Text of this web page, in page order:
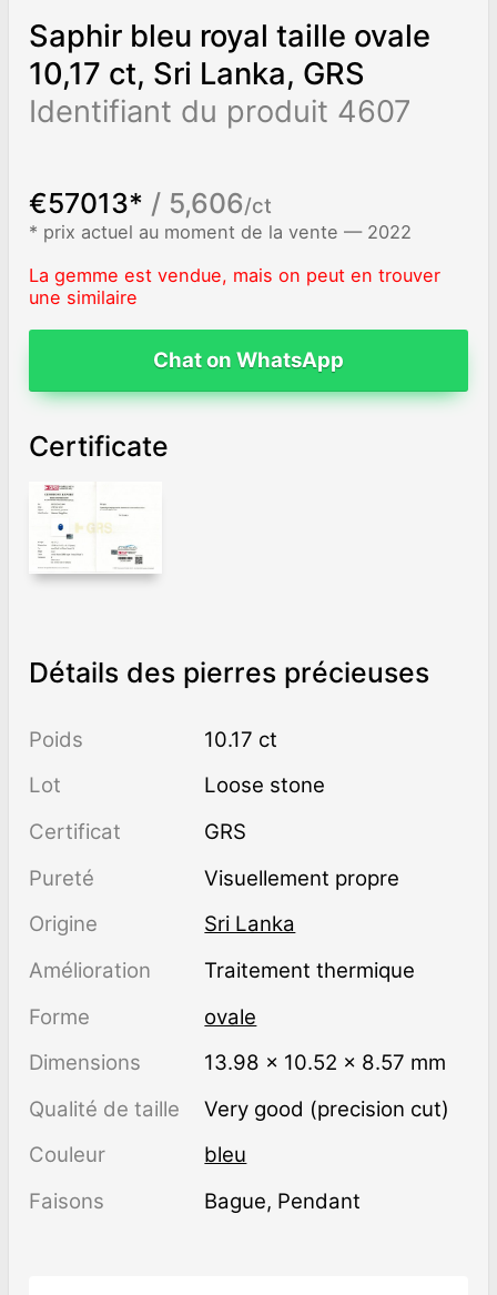
Saphir bleu royal taille ovale
10,17 ct, Sri Lanka, GRS
Identifiant du produit 4607
€57013* / 5,606/ct
* prix actuel au moment de la vente — 2022
La gemme est vendue, mais on peut en trouver
une similaire
Chat on WhatsApp
Certificate
Détails des pierres précieuses
Poids
10.17 ct
Lot
Loose stone
Certificat
GRS
Pureté
visuellement propre
Origine
Sri Lanka
Amélioration
traitement thermique
Forme
ovale
Dimensions
13.98 × 10.52 × 8.57 mm
Qualité de taille
Very good (precision cut)
Couleur
bleu
Faisons
Bague, Pendant